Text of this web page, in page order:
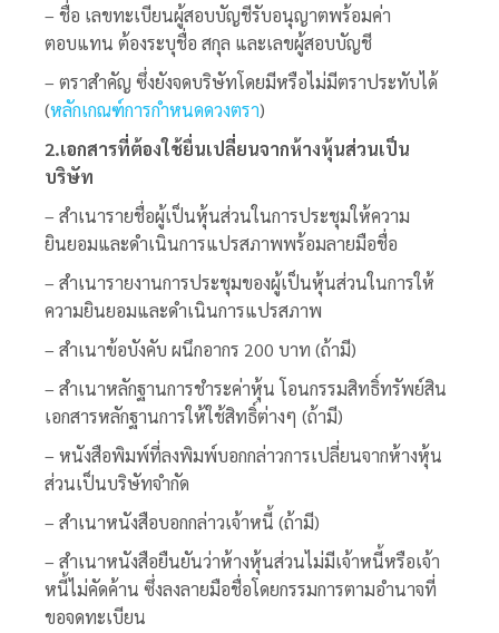
– ชื่อ เลขทะเบียนผู้สอบบัญชีรับอนุญาตพร้อมค่า
ตอบแทน ต้องระบุชื่อ สกุล และเลขผู้สอบบัญชี
– ตราสำคัญ ซึ่งยังจดบริษัทโดยมีหรือไม่มีตราประทับได้
(หลักเกณฑ์การกำหนดดวงตรา)
2.เอกสารที่ต้องใช้ยื่นเปลี่ยนจากห้างหุ้นส่วนเป็น
บริษัท
– สำเนารายชื่อผู้เป็นหุ้นส่วนในการประชุมให้ความ
ยินยอมและดำเนินการแปรสภาพพร้อมลายมือชื่อ
– สำเนารายงานการประชุมของผู้เป็นหุ้นส่วนในการให้
ความยินยอมและดำเนินการแปรสภาพ
– สำเนาข้อบังคับ ผนึกอากร 200 บาท (ถ้ามี)
– สำเนาหลักฐานการชำระค่าหุ้น โอนกรรมสิทธิ์ทรัพย์สิน
เอกสารหลักฐานการให้ใช้สิทธิ์ต่างๆ (ถ้ามี)
– หนังสือพิมพ์ที่ลงพิมพ์บอกกล่าวการเปลี่ยนจากห้างหุ้น
ส่วนเป็นบริษัทจำกัด
– สำเนาหนังสือบอกกล่าวเจ้าหนี้ (ถ้ามี)
– สำเนาหนังสือยืนยันว่าห้างหุ้นส่วนไม่มีเจ้าหนี้หรือเจ้า
หนี้ไม่คัดค้าน ซึ่งลงลายมือชื่อโดยกรรมการตามอำนาจที่
ขอจดทะเบียน